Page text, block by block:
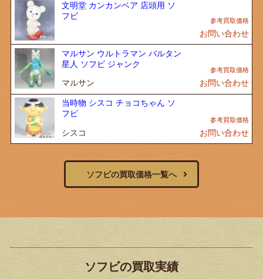
文明堂 カンカンベア 店頭用 ソ
フビ
お問い合わせ
マルサン ウルトラマン バルタン
星人 ソフビ ジャンク
マルサン お問い合わせ
当時物 シスコ チョコちゃん ソ
フビ
シスコ お問い合わせ
ソフビの買取価格一覧へ
ソフビの買取実績